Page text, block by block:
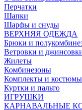
Перчатки
Шапки
Шарфы и снуды
ВЕРХНЯЯ ОДЕЖДА
Брюки и
Ветровки и
Жилеты
Комбинезоны
Комплекты и костюмы
Куртки и пальто
ИГРУШКИ
КАРНАВАЛЬНЫЕ